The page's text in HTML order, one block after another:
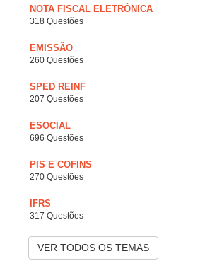
NOTA FISCAL ELETRÔNICA
318 Questões
EMISSÃO
260 Questões
SPED REINF
207 Questões
ESOCIAL
696 Questões
PIS E COFINS
270 Questões
IFRS
317 Questões
VER TODOS OS TEMAS